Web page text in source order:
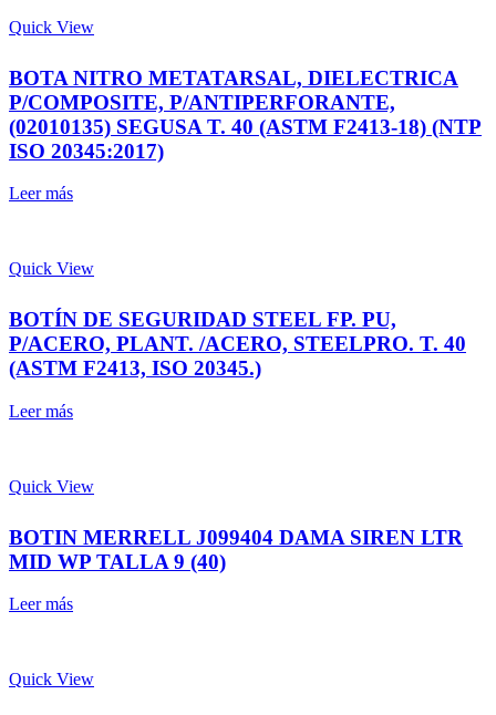
Quick View
BOTA NITRO METATARSAL, DIELECTRICA
P/COMPOSITE, P/ANTIPERFORANTE,
(02010135) SEGUSA T. 40 (ASTM F2413-18) (NTP
ISO 20345:2017)
Leer más
Quick View
BOTÍN DE SEGURIDAD STEEL FP. PU,
P/ACERO, PLANT. /ACERO, STEELPRO. T. 40
(ASTM F2413, ISO 20345.)
Leer más
Quick View
BOTIN MERRELL J099404 DAMA SIREN LTR
MID WP TALLA 9 (40)
Leer más
Quick View